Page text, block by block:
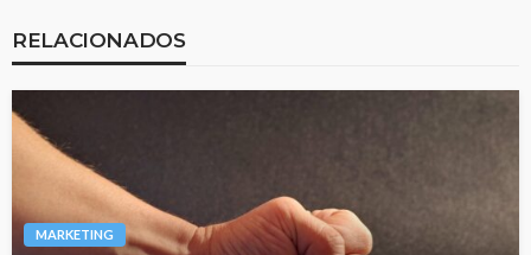
RELACIONADOS
MARKETING